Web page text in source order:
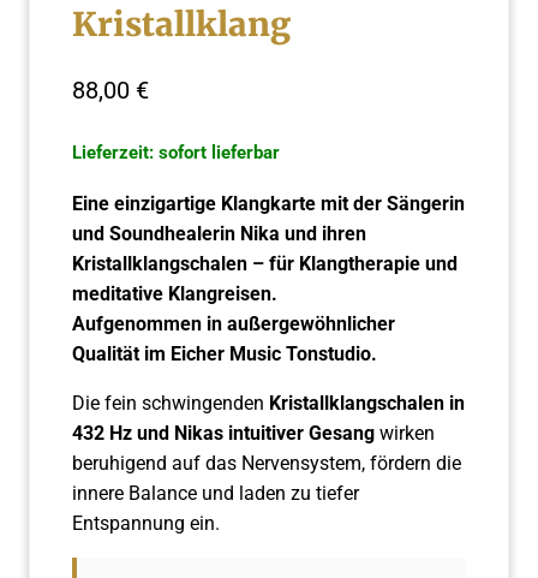
Kristallklang
88,00 €
Lieferzeit: sofort lieferbar
Eine einzigartige Klangkarte mit der Sängerin
und Soundhealerin Nika und ihren
Kristallklangschalen – für Klangtherapie und
meditative Klangreisen.
Aufgenommen in außergewöhnlicher
Qualität im Eicher Music Tonstudio.
Die fein schwingenden Kristallklangschalen in
432 Hz und Nikas intuitiver Gesang wirken
beruhigend auf das Nervensystem, fördern die
innere Balance und laden zu tiefer
Entspannung ein.